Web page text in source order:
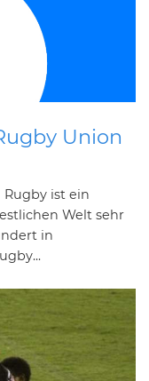
Union
ist ein
Welt sehr
in